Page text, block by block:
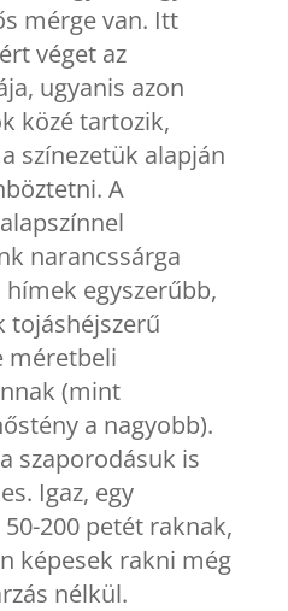
mérge van. Itt
véget az
ugyanis azon
közé tartozik,
színezetük alapján
A
narancssárga
egyszerűbb,
tojáshéjszerű
méretbeli
(mint
a nagyobb).
szaporodásuk is
Igaz, egy
200 petét raknak,
képesek rakni még
nélkül.